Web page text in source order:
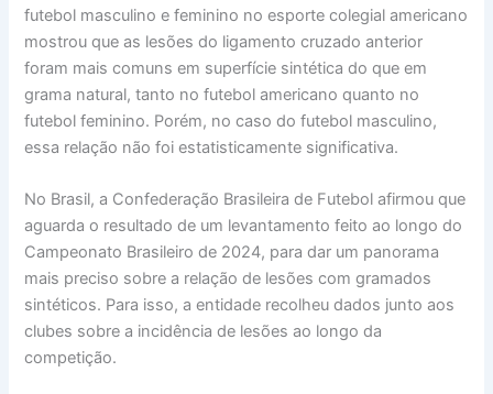
futebol masculino e feminino no esporte colegial americano
mostrou que as lesões do ligamento cruzado anterior
foram mais comuns em superfície sintética do que em
grama natural, tanto no futebol americano quanto no
futebol feminino. Porém, no caso do futebol masculino,
essa relação não foi estatisticamente significativa.
No Brasil, a Confederação Brasileira de Futebol afirmou que
aguarda o resultado de um levantamento feito ao longo do
Campeonato Brasileiro de 2024, para dar um panorama
mais preciso sobre a relação de lesões com gramados
sintéticos. Para isso, a entidade recolheu dados junto aos
clubes sobre a incidência de lesões ao longo da
competição.